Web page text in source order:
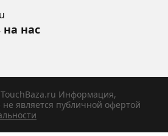
нас
Информация,
является публичной офертой